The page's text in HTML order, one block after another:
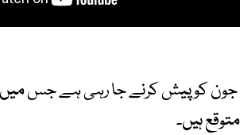
حکومت مالی سال 2026-27 کا بجٹ 5 جون کو پیش کرنے جا رہی
ہیں۔